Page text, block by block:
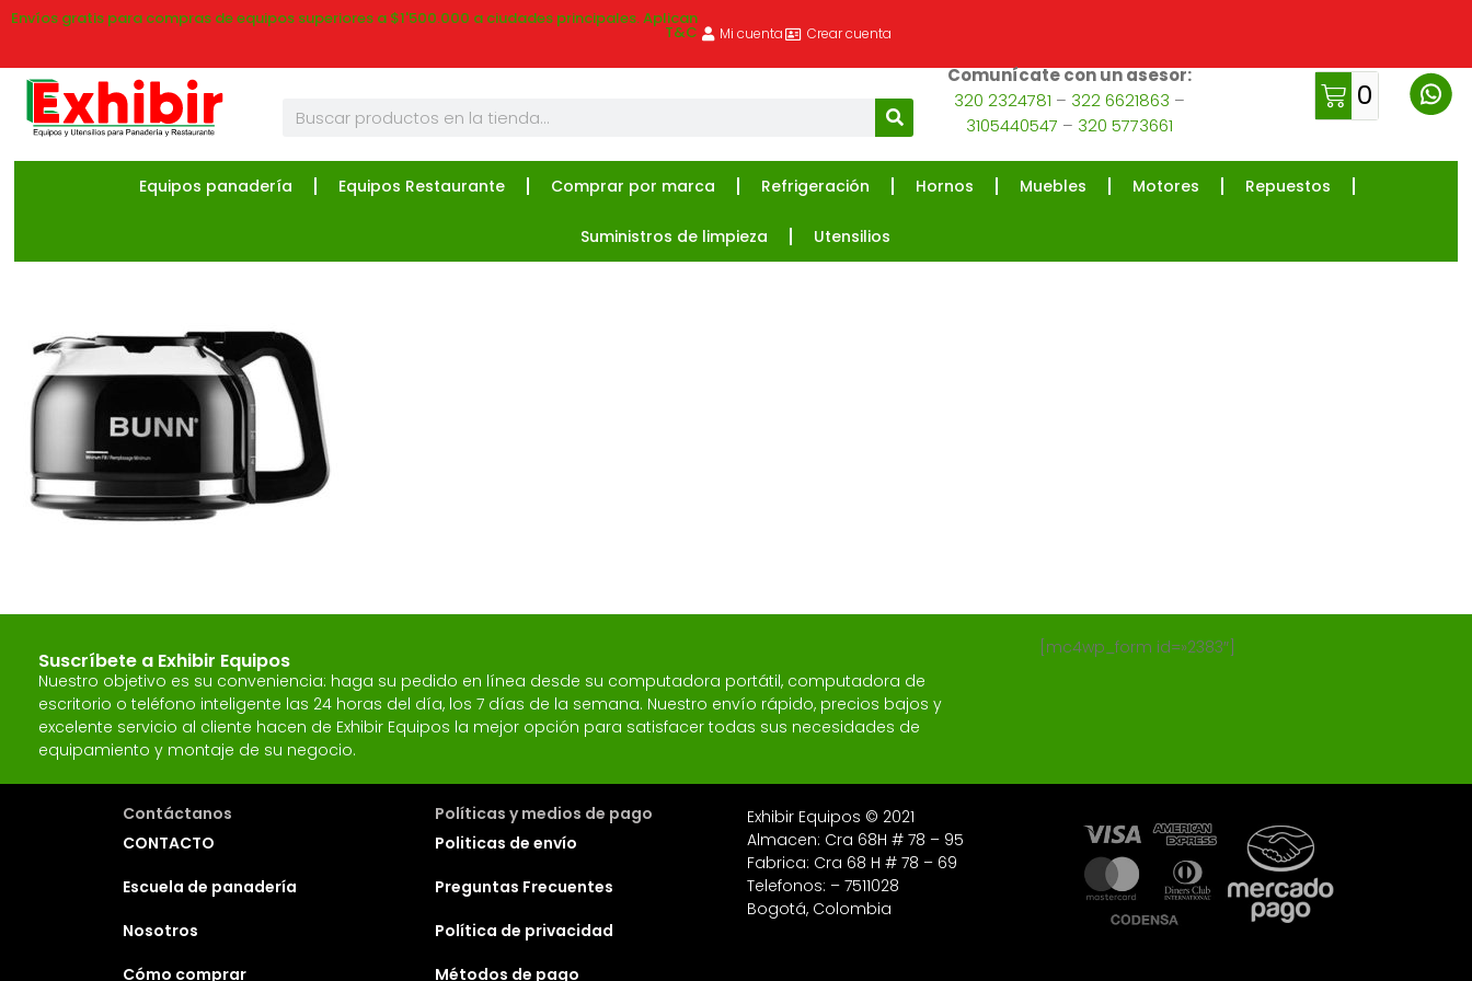
Envíos gratis para compras de equipos superiores a $1'500.000 a ciudades principales. Aplican
T&C Mi cuenta Crear cuenta
Comunícate con un asesor:
320 2324781 – 322 6621863 –
3105440547 – 320 5773661
0
Equipos panadería Equipos Restaurante Comprar por marca Refrigeración Hornos Muebles Motores Repuestos
Suministros de limpieza Utensilios
Suscríbete a Exhibir Equipos
Nuestro objetivo es su conveniencia: haga su pedido en línea desde su computadora portátil, computadora de
escritorio o teléfono inteligente las 24 horas del día, los 7 días de la semana. Nuestro envío rápido, precios bajos y
excelente servicio al cliente hacen de Exhibir Equipos la mejor opción para satisfacer todas sus necesidades de
equipamiento y montaje de su negocio.
[mc4wp_form id=»2383″]
Contáctanos
CONTACTO
Escuela de panadería
Nosotros
Cómo comprar
Políticas y medios de pago
Politicas de envío
Preguntas Frecuentes
Política de privacidad
Métodos de pago
Exhibir Equipos © 2021
Almacen: Cra 68H # 78 – 95
Fabrica: Cra 68 H # 78 – 69
Telefonos: – 7511028
Bogotá, Colombia